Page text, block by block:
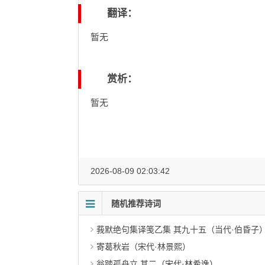
翻译：
暂无
赏析：
暂无
2026-08-09 02:03:42
随机推荐诗词
莪默绝句集译笺乙集 其九十五（当代·伯昏子
寄葛秋岩（宋代·林景熙）